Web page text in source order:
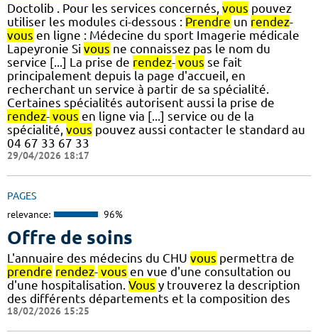
Doctolib . Pour les services concernés, vous pouvez
utiliser les modules ci-dessous : Prendre un rendez-
vous en ligne : Médecine du sport Imagerie médicale
Lapeyronie Si vous ne connaissez pas le nom du
service [...] La prise de rendez- vous se fait
principalement depuis la page d'accueil, en
recherchant un service à partir de sa spécialité.
Certaines spécialités autorisent aussi la prise de
rendez- vous en ligne via [...] service ou de la
spécialité, vous pouvez aussi contacter le standard au
04 67 33 67 33
29/04/2026 18:17
PAGES
relevance: 96%
Offre de soins
L'annuaire des médecins du CHU vous permettra de
prendre rendez- vous en vue d'une consultation ou
d'une hospitalisation. Vous y trouverez la description
des différents départements et la composition des
18/02/2026 15:25